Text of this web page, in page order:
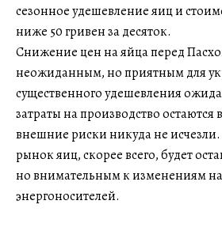
сезонное удешевление яиц и
ниже 50 гривен за десяток.
Снижение цен на яйца перед
неожиданным, но приятным для
существенного удешевления
затраты на производство
внешние риски никуда не
рынок яиц, скорее всего, будет
но внимательным к изменениям
энергоносителей.